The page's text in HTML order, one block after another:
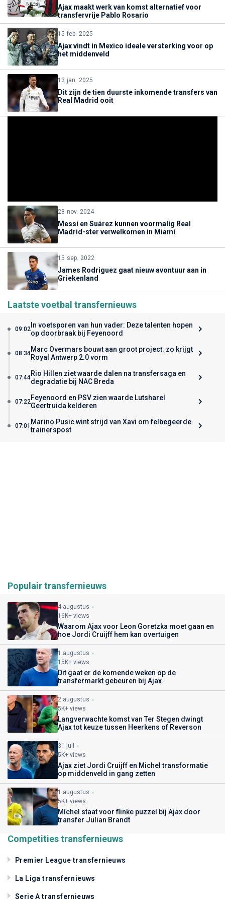
Ajax maakt werk van komst alternatief voor
transfervrije Pablo Rosario
15 feb. 2025
Ajax vindt in Mexico ideale versterking voor op
het middenveld
13 jan. 2025
Dit zijn de tien duurste inkomende transfers van
Real Madrid ooit
28 nov. 2024
Messi en Suárez kunnen voormalig Real
Madrid-ster verwelkomen in Miami
15 sep. 2022
James Rodriguez gaat nieuw avontuur aan in
Griekenland
Laatste voetbal transfernieuws
09:02 In voetsporen van hun vader: Deze talenten hopen
op doorbraak bij Feyenoord
08:34Marc Overmars bouwt aan groot project: zo krijgt
Royal Antwerp 2.0 vorm
07:44Rio Hillen ziet waarde dalen na transfersaga en
degradatie bij NAC Breda
07:22Feyenoord en PSV zien waarde Lutsharel
Geertruida kelderen
07:01 Marino Pusic wint strijd van Xavi om felbegeerde
trainerspost
Populair transfernieuws
4 augustus
16K+ views
Waarom Ajax voor Leon Goretzka moet gaan en
hoe Jordi Cruijff hem kan overtuigen
1 augustus
15K+ views
Dit gaat er de komende weken op de
transfermarkt gebeuren bij Ajax
2 augustus
5K+ views
Langverwachte komst van Ter Stegen dwingt
Ajax tot keuze tussen Heerkens of Reverson
31 juli
5K+ views
Ajax ziet Jordi Cruijff en Michel transformatie
op middenveld in gang zetten
1 augustus
5K+ views
Míchel staat voor flinke puzzel bij Ajax door
transfer Julian Brandt
Competities transfernieuws
Premier League transfernieuws
La Liga transfernieuws
Serie A transfernieuws